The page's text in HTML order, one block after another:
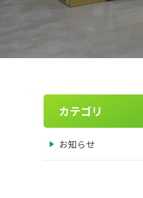
カテゴリ
お知らせ